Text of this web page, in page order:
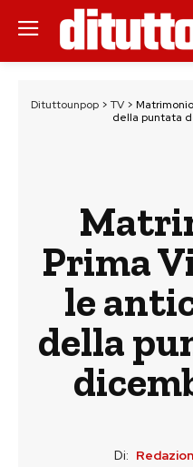
Dituttounpop> TV>
della puntata
Prima
le
della
Di: